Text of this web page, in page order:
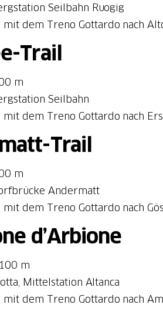
Seilbahn Ruogig
mit dem Treno Gottardo nach
Trail
m
Seilbahn
mit dem Treno Gottardo nach
Trail
m
Andermatt
mit dem Treno Gottardo nach
d’Arbione
m
Mittelstation Altanca
mit dem Treno Gottardo nach